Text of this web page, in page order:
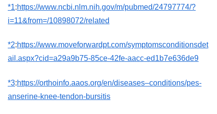
*1:https://www.ncbi.nlm.nih.gov/m/pubmed/24797774/?
i=11&from=/10898072/related
*2:https://www.moveforwardpt.com/symptomsconditionsdet
ail.aspx?cid=a29a9b75-85ce-42fe-aacc-ed1b7e636de9
*3:https://orthoinfo.aaos.org/en/diseases–conditions/pes-
anserine-knee-tendon-bursitis